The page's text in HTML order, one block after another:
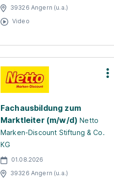
39326 Angern (u.a.)
Video
Fachausbildung zum
Marktleiter (m/w/d) Netto
Marken-Discount Stiftung & Co.
KG
01.08.2026
39326 Angern (u.a.)